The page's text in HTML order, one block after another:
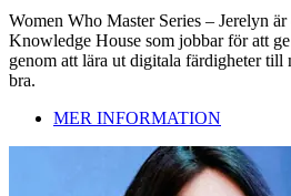
Women Who Master Series – Jerelyn
Knowledge House som jobbar för att
genom att lära ut digitala färdigheter till
bra.
MER INFORMATION